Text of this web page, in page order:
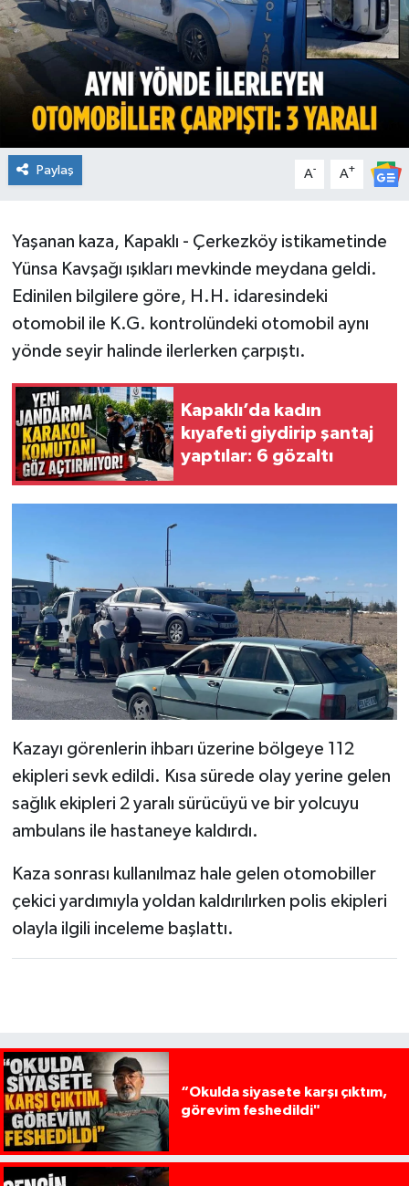
Paylaş A- A+
Yaşanan kaza, Kapaklı - Çerkezköy istikametinde
Yünsa Kavşağı ışıkları mevkinde meydana geldi.
Edinilen bilgilere göre, H.H. idaresindeki
otomobil ile K.G. kontrolündeki otomobil aynı
yönde seyir halinde ilerlerken çarpıştı.
Kapaklı’da kadın
kıyafeti giydirip şantaj
yaptılar: 6 gözaltı
Kazayı görenlerin ihbarı üzerine bölgeye 112
ekipleri sevk edildi. Kısa sürede olay yerine gelen
sağlık ekipleri 2 yaralı sürücüyü ve bir yolcuyu
ambulans ile hastaneye kaldırdı.
Kaza sonrası kullanılmaz hale gelen otomobiller
çekici yardımıyla yoldan kaldırılırken polis ekipleri
olayla ilgili inceleme başlattı.
“Okulda siyasete karşı çıktım,
görevim feshedildi"
Teknoloji
Yaşam